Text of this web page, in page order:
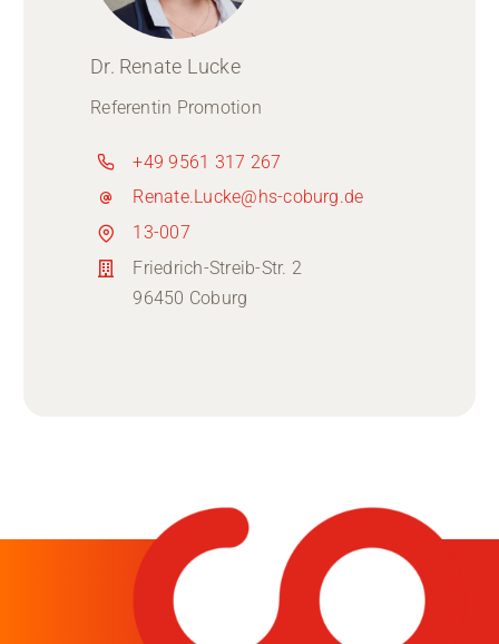
Dr. Renate Lucke
Referentin Promotion
+49 9561 317 267
Renate.Lucke@hs-coburg.de
13-007
Friedrich-Streib-Str. 2
96450 Coburg